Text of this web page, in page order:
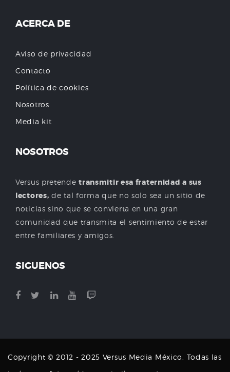
ACERCA DE
Aviso de privacidad
Contacto
Política de cookies
Nosotros
Media kit
NOSOTROS
Versus pretendetransmitir esa fraternidad a sus
lectores, de tal forma que no solo sea un sitio de
noticias sino que se convierta en una gran
comunidad que transmita el sentimiento de estar
entre familiares y amigos.
SIGUENOS
Copyright © 2012 - 2025 Versus Media México. Todas las